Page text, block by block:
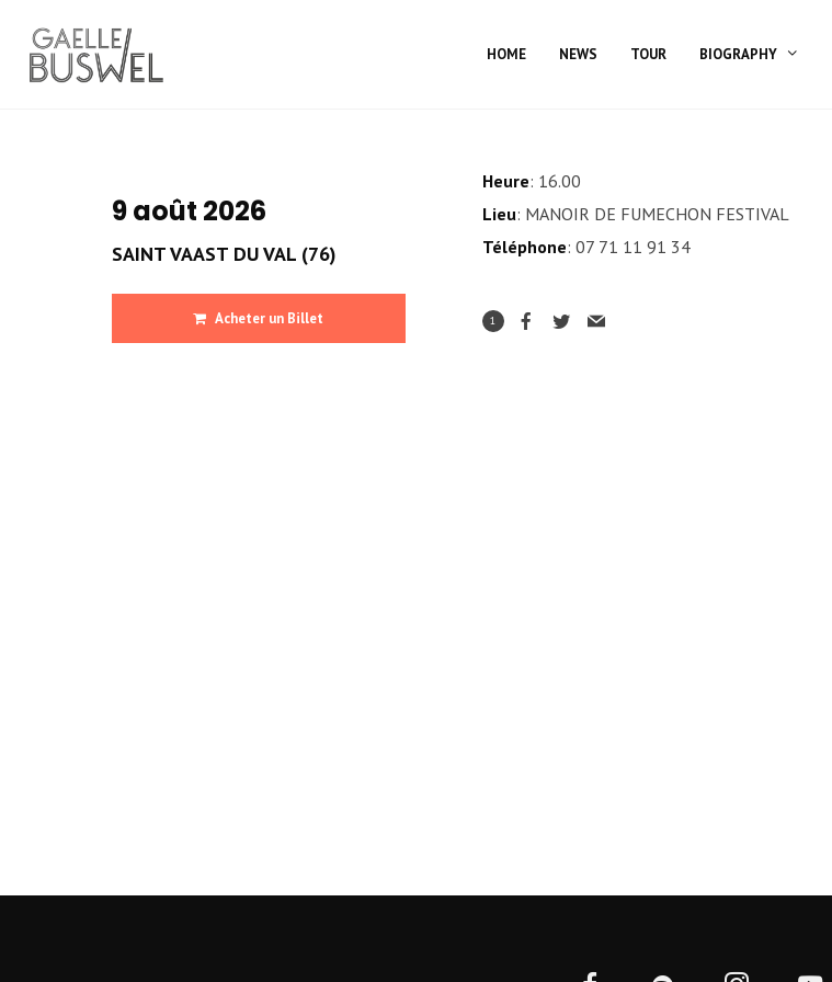
HOME NEWS TOUR BIOGRAPHY
9 août 2026
SAINT VAAST DU VAL (76)
Acheter un Billet
Heure: 16.00
Lieu: MANOIR DE FUMECHON FESTIVAL
Téléphone: 07 71 11 91 34
1